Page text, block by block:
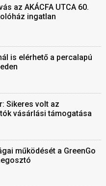
az AKÁCFA UTCA 60.
ingatlan
is elérhető a percalapú
Sikeres volt az
vásárlási támogatása
működését a GreenGo